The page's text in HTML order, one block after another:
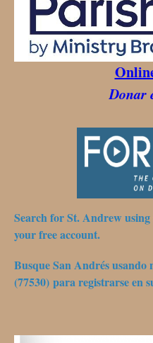
Donar
Search for St. Andrew
your free account.
Busque San Andrés usando
(77530) para registrarse en